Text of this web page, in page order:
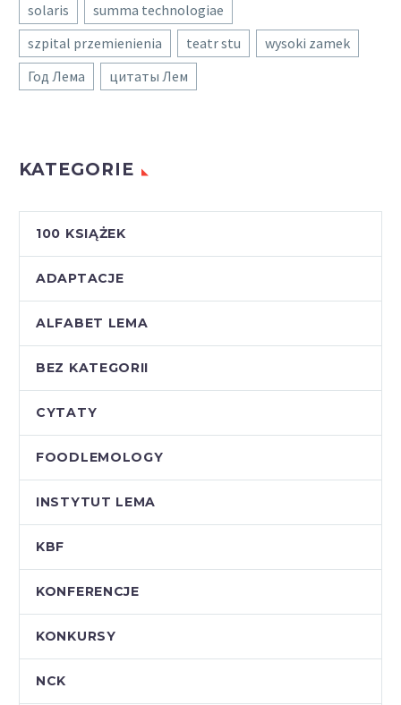
solaris
summa technologiae
szpital przemienienia
teatr stu
wysoki zamek
Год Лема
цитаты Лем
KATEGORIE
100 KSIĄŻEK
ADAPTACJE
ALFABET LEMA
BEZ KATEGORII
CYTATY
FOODLEMOLOGY
INSTYTUT LEMA
KBF
KONFERENCJE
KONKURSY
NCK